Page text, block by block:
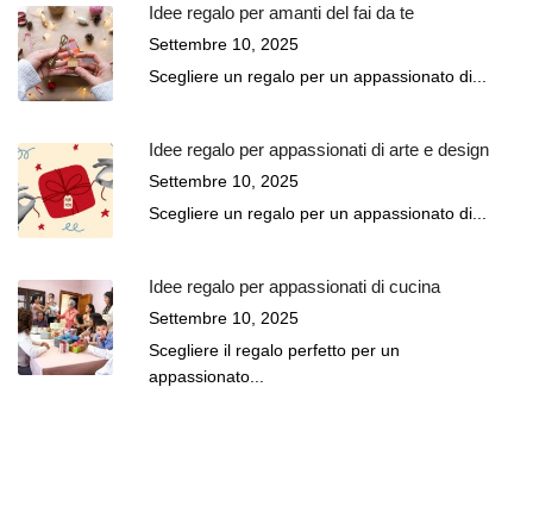
Idee regalo per amanti del fai da te
Settembre 10, 2025
Scegliere un regalo per un appassionato di...
Idee regalo per appassionati di arte e design
Settembre 10, 2025
Scegliere un regalo per un appassionato di...
Idee regalo per appassionati di cucina
Settembre 10, 2025
Scegliere il regalo perfetto per un
appassionato...